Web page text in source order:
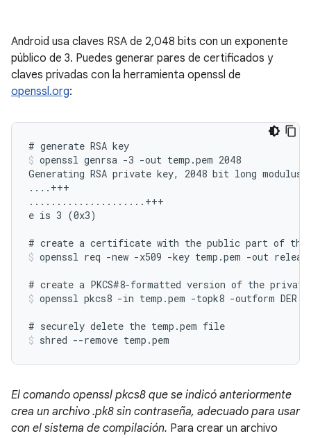
Android usa claves RSA de 2,048 bits con un exponente
público de 3. Puedes generar pares de certificados y
claves privadas con la herramienta openssl de
openssl.org:
openssl genrsa -3 -out temp.pem 2048
Generating RSA private key, 2048 bit long modulus
....+++
.....................+++
e is 3 (0x3)
openssl req -new -x509 -key temp.pem -out
openssl pkcs8 -in temp.pem -topk8 -outform DER
shred --remove temp.pem
El comando openssl pkcs8 que se indicó anteriormente
crea un archivo .pk8 sin contraseña, adecuado para usar
con el sistema de compilación. Para crear un archivo